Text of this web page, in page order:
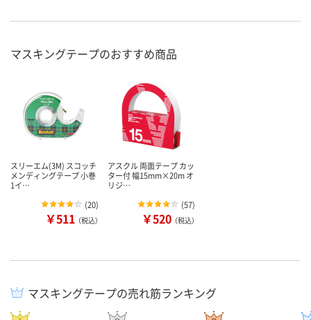
マスキングテープのおすすめ商品
スリーエム(3M) スコッチ
メンディングテープ 小巻
1イ…
(20)
￥511 （税込）
アスクル 両面テープ カッ
ター付 幅15mm×20m オ
リジ…
(57)
￥520 （税込）
マスキングテープの売れ筋ランキング